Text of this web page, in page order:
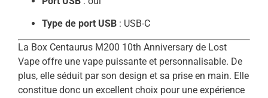
Type de port USB : USB-C
La Box Centaurus M200 10th Anniversary de Lost
Vape offre une vape puissante et personnalisable. De
plus, elle séduit parson design et sa prise en main. Elle
constitue donc un excellent choix pour une expérience